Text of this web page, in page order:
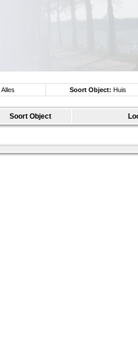
Alles Soort Object: Huis
Soort Object